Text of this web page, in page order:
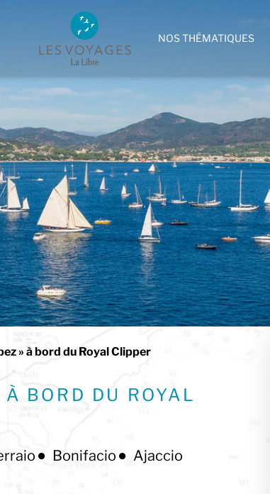
NOS THÉMATIQUES
» à bord du Royal Clipper
BORD DU ROYAL
Bonifacio
Ajaccio